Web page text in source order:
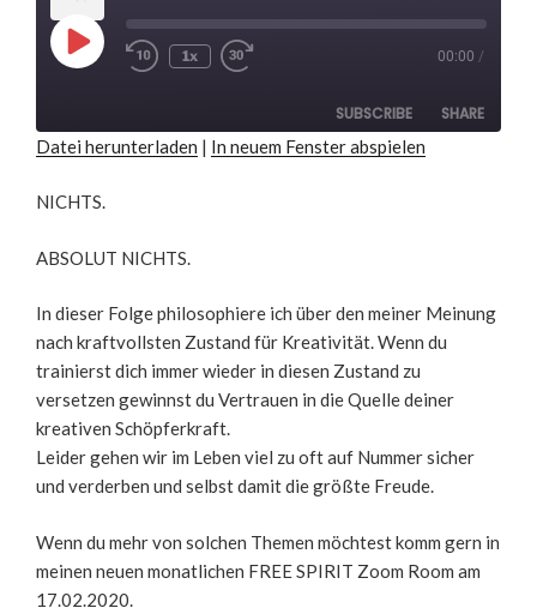
Play
Episode
Rewind
1x 00:00 /
SUBSCRIBE SHARE
RSS FEED
Datei herunterladen | In neuem Fenster abspielen
NICHTS.
ABSOLUT NICHTS.
In dieser Folge philosophiere ich über den meiner Meinung
nach kraftvollsten Zustand für Kreativität. Wenn du
trainierst dich immer wieder in diesen Zustand zu
versetzen gewinnst du Vertrauen in die Quelle deiner
kreativen Schöpferkraft.
Leider gehen wir im Leben viel zu oft auf Nummer sicher
und verderben und selbst damit die größte Freude.
Wenn du mehr von solchen Themen möchtest komm gern in
meinen neuen monatlichen FREE SPIRIT Zoom Room am
17.02.2020.